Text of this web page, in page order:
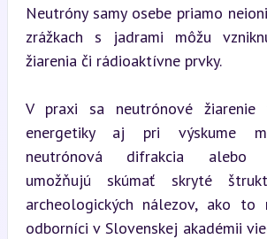
Neutróny samy osebe priamo
zrážkach s jadrami môžu
žiarenia či rádioaktívne prvky.
V praxi sa neutrónové žiarenie
energetiky aj pri výskume
neutrónová difrakcia alebo
umožňujú skúmať skryté
archeologických nálezov, ako to
odborníci v Slovenskej akadémii